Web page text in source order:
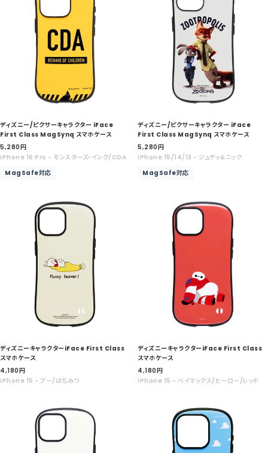
ディズニー/ピクサーキャラクター iFace
First Class MagSynq スマホケース
セ
ー
価
5,280円
iPhone 16 Pro - モンスターズ・インク/CDA
MagSafe対応
ディズニー/ピクサーキャラクター iFace
First Class MagSynq スマホケース
セ
ー
価
5,280円
iPhone 15/14/13 - ジュディ&ニック
MagSafe対応
ディズニーキャラクターiFace First Class
スマホケース
セ
ー
4,180円
iPhone 15 - プー/はちみつ
ディズニーキャラクターiFace First Class
スマホケース
セ
ー
4,180円
iPhone 15 - ベイマックス/ヒーロー/レッド